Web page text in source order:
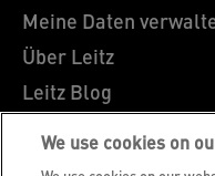
Meine Daten
Über Leitz
Leitz Blog
Karriere
Leitz EasyPrint
We use cookies on